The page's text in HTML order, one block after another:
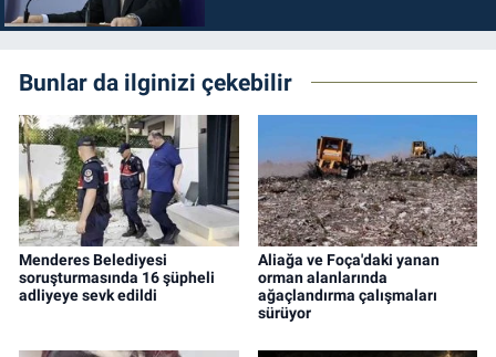
Bunlar da ilginizi çekebilir
Menderes Belediyesi
soruşturmasında 16 şüpheli
adliyeye sevk edildi
Aliağa ve Foça'daki yanan
orman alanlarında
ağaçlandırma çalışmaları
sürüyor